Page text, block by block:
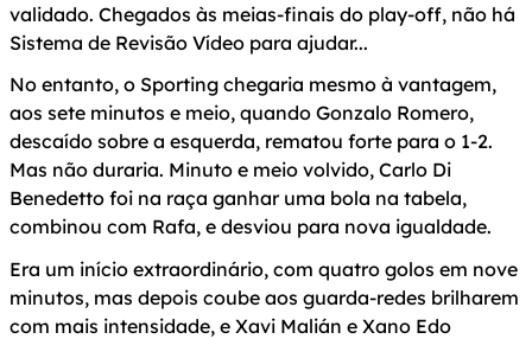
validado. Chegados às meias-finais do play-off, não há
Sistema de Revisão Vídeo para ajudar...
No entanto, o Sporting chegaria mesmo à vantagem,
aos sete minutos e meio, quando Gonzalo Romero,
descaído sobre a esquerda, rematou forte para o 1-2.
Mas não duraria. Minuto e meio volvido, Carlo Di
Benedetto foi na raça ganhar uma bola na tabela,
combinou com Rafa, e desviou para nova igualdade.
Era um início extraordinário, com quatro golos em nove
minutos, mas depois coube aos guarda-redes brilharem
com mais intensidade, e Xavi Malián e Xano Edo